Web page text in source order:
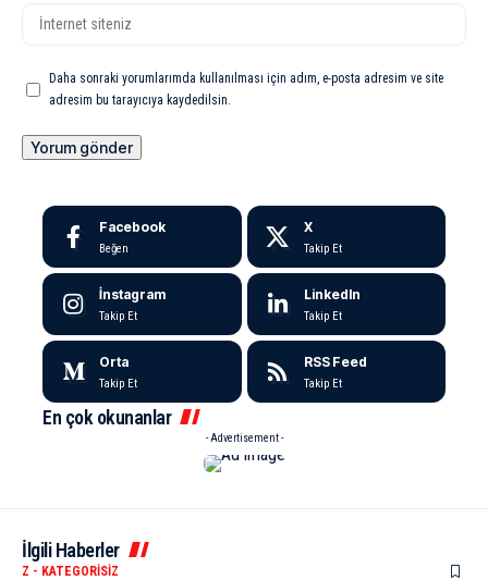
Daha sonraki yorumlarımda kullanılması için adım, e-posta adresim ve site
adresim bu tarayıcıya kaydedilsin.
Facebook
Beğen
X
Takip Et
İnstagram
Takip Et
LinkedIn
Takip Et
Orta
Takip Et
RSS Feed
Takip Et
En çok okunanlar
- Advertisement -
İlgili Haberler
Z - KATEGORISIZ